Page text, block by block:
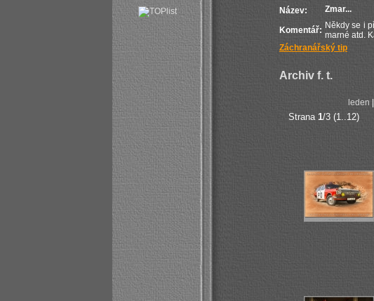
Název: Zmar...
Komentář: Někdy se i
marné atd.
Záchranářský tip
Archiv f. t.
leden
Strana 1/3 (1..12)